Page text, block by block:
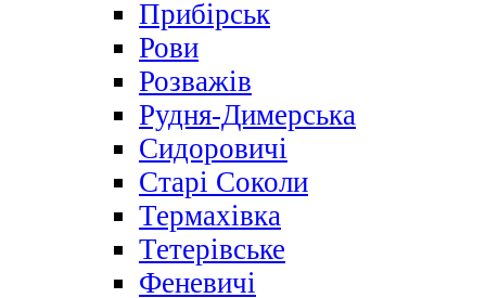
Прибірськ
Рови
Розважів
Рудня-Димерська
Сидоровичі
Старі Соколи
Термахівка
Тетерівське
Феневичі